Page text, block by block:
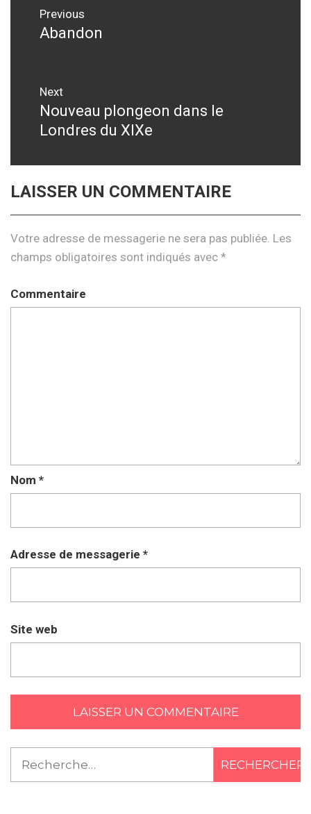
Navigation
Previous
Previous
Abandon
Next
Next
post:
Nouveau plongeon dans le
Londres du XIXe
LAISSER UN COMMENTAIRE
Votre adresse de messagerie ne sera pas publiée. Les
champs obligatoires sont indiqués avec *
Commentaire
Nom *
Adresse de messagerie *
Site web